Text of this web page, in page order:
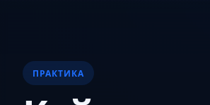
ПРАКТИКА